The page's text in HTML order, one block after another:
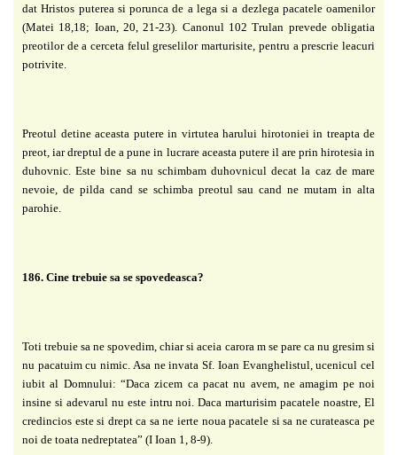
dat Hristos puterea si porunca de a lega si a dezlega pacatele oamenilor
(Matei 18,18; Ioan, 20, 21-23). Canonul 102 Trulan prevede obligatia
preotilor de a cerceta felul greselilor marturisite, pentru a prescrie leacuri
potrivite.
Preotul detine aceasta putere in virtutea harului hirotoniei in treapta de
preot, iar dreptul de a pune in lucrare aceasta putere il are prin hirotesia in
duhovnic. Este bine sa nu schimbam duhovnicul decat la caz de mare
nevoie, de pilda cand se schimba preotul sau cand ne mutam in alta
parohie.
186. Cine trebuie sa se spovedeasca?
Toti trebuie sa ne spovedim, chiar si aceia carora m se pare ca nu gresim si
nu pacatuim cu nimic. Asa ne invata Sf. Ioan Evanghelistul, ucenicul cel
iubit al Domnului: “Daca zicem ca pacat nu avem, ne amagim pe noi
insine si adevarul nu este intru noi. Daca marturisim pacatele noastre, El
credincios este si drept ca sa ne ierte noua pacatele si sa ne curateasca pe
noi de toata nedreptatea” (I Ioan 1, 8-9).